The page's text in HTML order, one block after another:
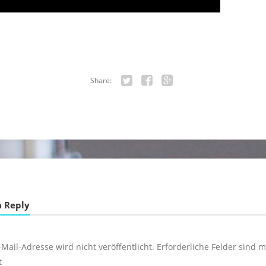
Share:
Reply
Mail-Adresse wird nicht veröffentlicht. Erforderliche Felder sind